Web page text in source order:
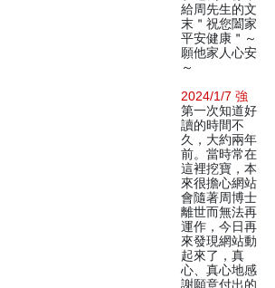
給周先生的文
末＂祝您闔家
平安健康＂～
願他家人心安
～
2024/1/7 強
第一次知道好
讀的時間不
久，大約兩年
前。當時常在
這裡挖寶，本
來很擔心網站
會隨著周博士
離世而無法再
運作，今日再
來發現網站動
起來了，真
心、真心地感
謝願意付出的